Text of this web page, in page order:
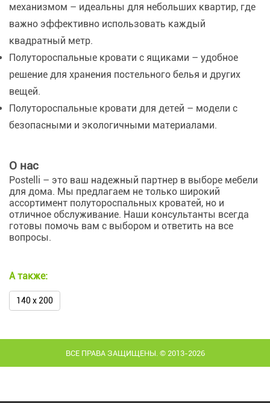
механизмом – идеальны для небольших квартир, где
важно эффективно использовать каждый
квадратный метр.
Полутороспальные кровати с ящиками – удобное
решение для хранения постельного белья и других
вещей.
Полутороспальные кровати для детей – модели с
безопасными и экологичными материалами.
О нас
Postelli – это ваш надежный партнер в выборе мебели
для дома. Мы предлагаем не только широкий
ассортимент полутороспальных кроватей, но и
отличное обслуживание. Наши консультанты всегда
готовы помочь вам с выбором и ответить на все
вопросы.
А также:
140 х 200
ВСЕ ПРАВА ЗАЩИЩЕНЫ. © 2013-2026